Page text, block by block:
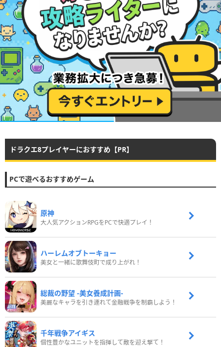
ドラクエ8プレイヤーにおすすめ【PR】
PCで遊べるおすすめゲーム
原神
大人気アクションRPGをPCで快適プレイ！
ハーレムオブトーキョー
美女と一緒に歌舞伎町で成り上がれ！
総裁の野望 -美女養成計画-
美麗なキャラを引き連れて金融戦争を制覇しよう！
千年戦争アイギス
個性豊かなユニットを指揮して敵を迎え撃て！